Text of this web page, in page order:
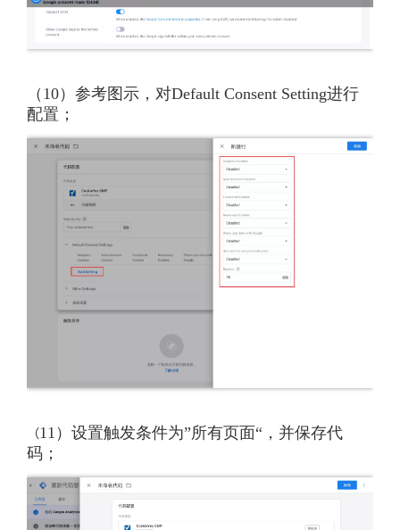
（10）参考图示，对Default Consent Setting进行
配置；
（11）设置触发条件为”所有页面“，并保存代
码；